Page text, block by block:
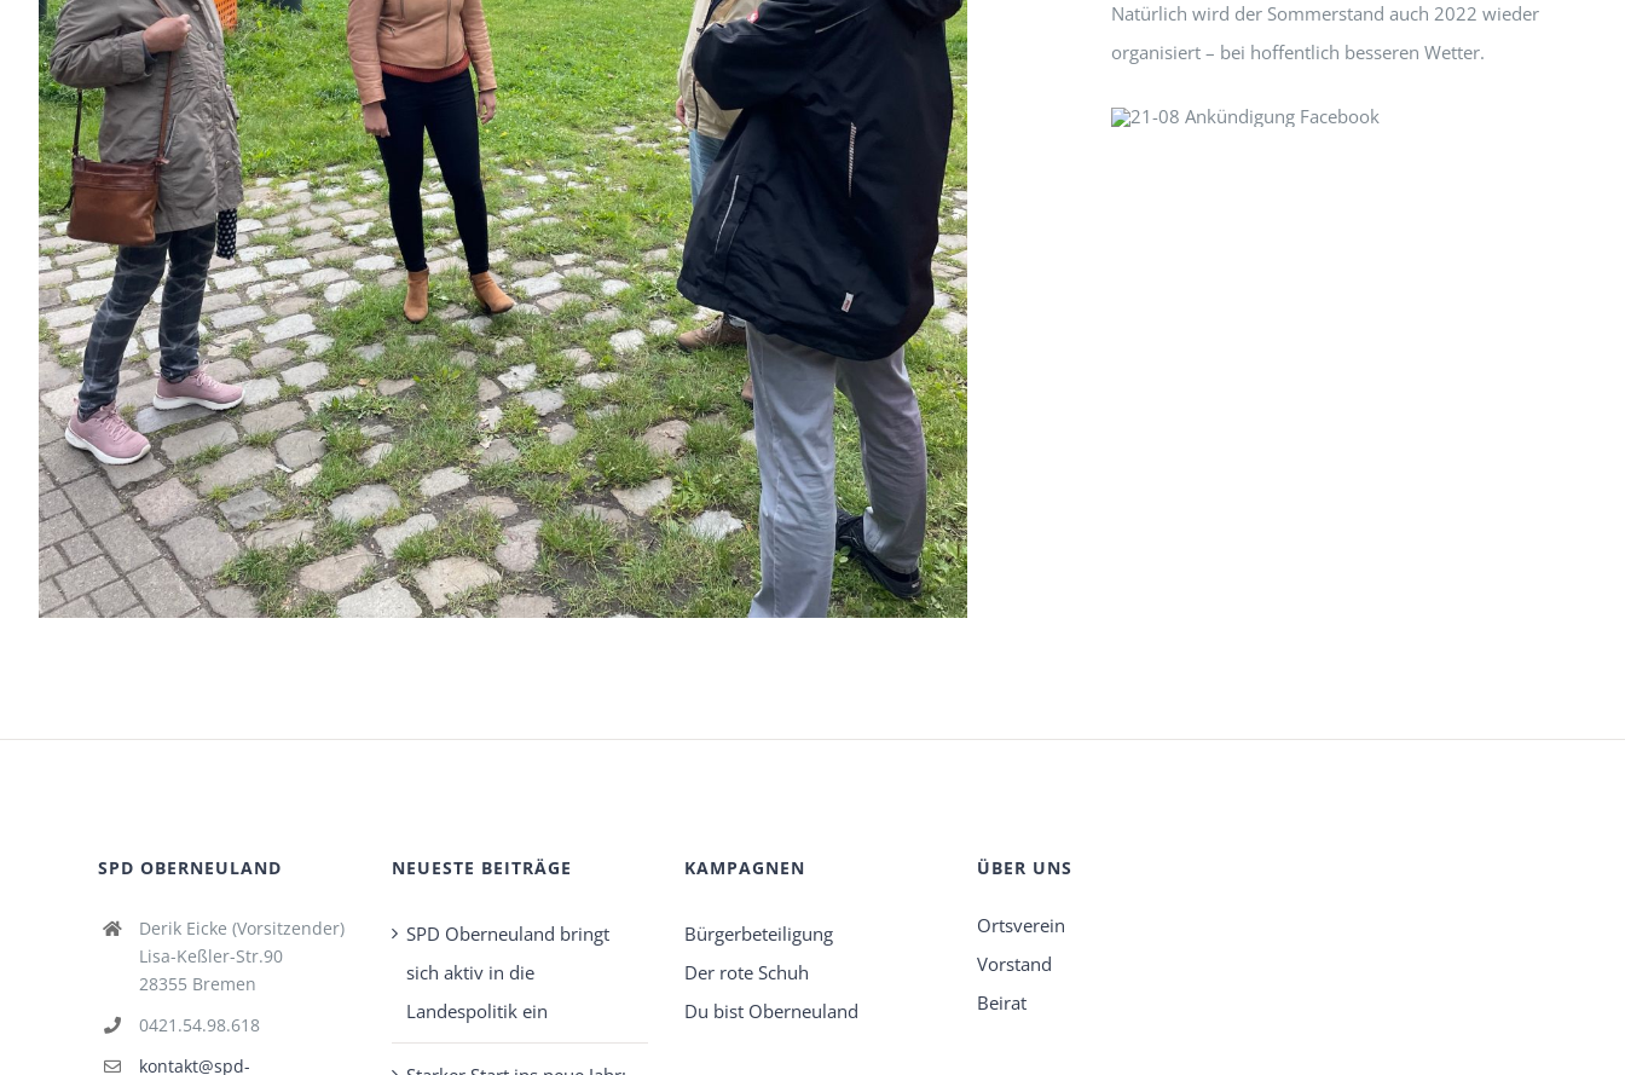
Natürlich wird der Sommerstand auch 2022 wieder
organisiert – bei hoffentlich besseren Wetter.
SPD OBERNEULAND
Derik Eicke (Vorsitzender)
Lisa-Keßler-Str.90
28355 Bremen
0421.54.98.618
kontakt@spd-
NEUESTE BEITRÄGE
SPD Oberneuland bringt
sich aktiv in die
Landespolitik ein
KAMPAGNEN
Bürgerbeteiligung
Der rote Schuh
Du bist Oberneuland
ÜBER UNS
Ortsverein
Vorstand
Beirat